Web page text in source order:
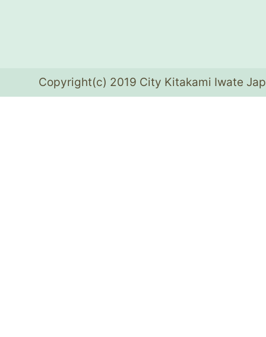
Copyright(c) 2019 City Kitakami Iwate